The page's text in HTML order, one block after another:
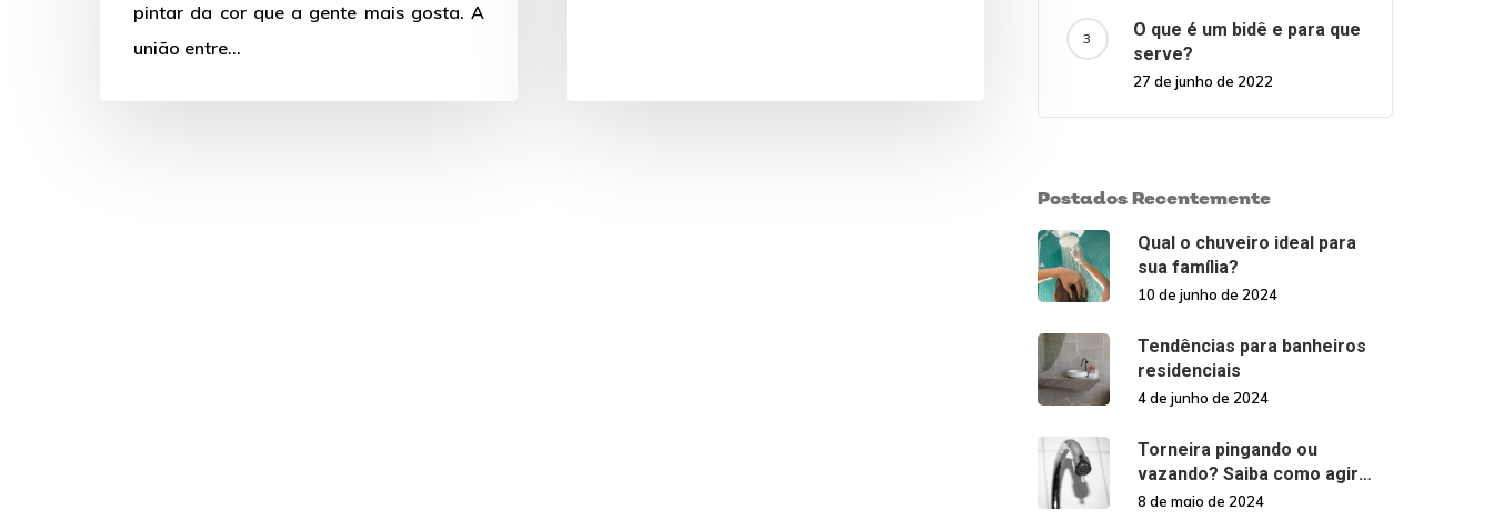
pintar da cor que a gente mais gosta. A
união entre…
O que é um bidê e para que
serve?
27 de junho de 2022
Postados Recentemente
Qual o chuveiro ideal para
sua família?
10 de junho de 2024
Tendências para banheiros
residenciais
4 de junho de 2024
Torneira pingando ou
vazando? Saiba como agir
nessas situações!
8 de maio de 2024